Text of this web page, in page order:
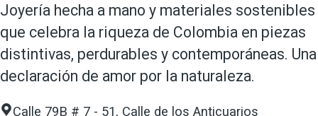
Joyería hecha a mano y materiales sostenibles
que celebra la riqueza de Colombia en piezas
distintivas, perdurables y contemporáneas. Una
declaración de amor por la naturaleza.
Calle 79B # 7 - 51, Calle de los Anticuarios